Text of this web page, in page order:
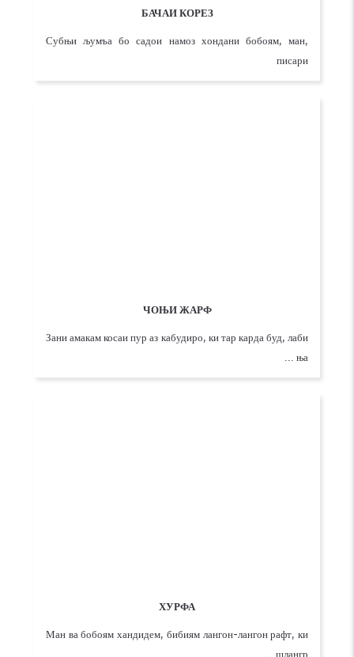
БАЧАИ КОРЕЗ
Субњи љумъа бо садои намоз хондани бобоям, ман,
писари